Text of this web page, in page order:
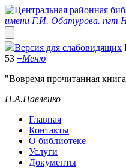
имени Г.И. Обатурова. пгт
Версия для слабовидящих
53 ≡Меню
"Вовремя прочитанная
П.А.Павленко
Главная
Контакты
О библиотеке
Услуги
Документы